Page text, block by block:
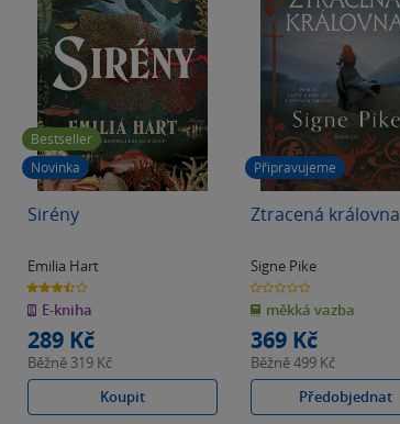
Bestseller
Novinka
Sirény
Emilia Hart
3.5
z
5
hvězdiček
E-kniha
289 Kč
Běžně 319 Kč
Koupit
Připravujeme
Ztracená královna
Signe Pike
0.0
z
5
hvězdiček
měkká vazba
369 Kč
Běžně499 Kč
Předobjednat